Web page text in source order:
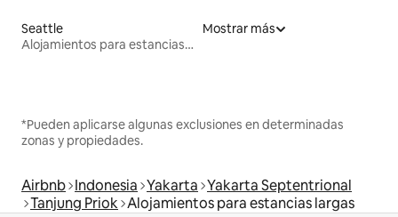
Seattle
Alojamientos para estancias largas
Mostrar más
*Pueden aplicarse algunas exclusiones en determinadas
zonas y propiedades.
Airbnb Indonesia Yakarta Yakarta Septentrional
Tanjung Priok Alojamientos para estancias largas